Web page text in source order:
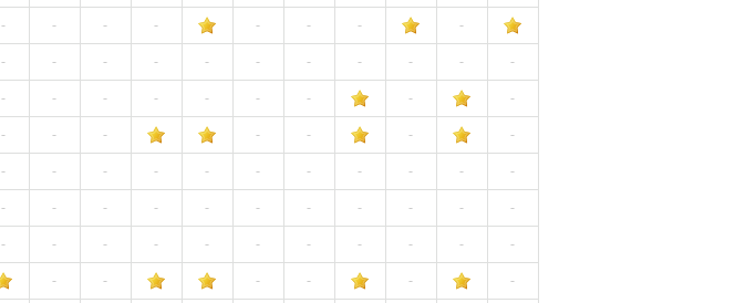
- - - - - - - -
- - - - - - - - - - -
- - - - - - - - -
- - - - - - -
- - - - - - - - - - -
- - - - - - - - - - -
- - - - - - - - - - -
- - - - - -